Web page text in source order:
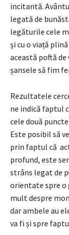
incitantă.
legată de
legăturile cele
și cu o viață
această poftă
șansele să fim
Rezultatele
ne indică faptul
cele două
Este posibil să
prin faptul că
profund, este
strâns legat de
orientate spre o
mult despre
dar ambele au
va fi și spre